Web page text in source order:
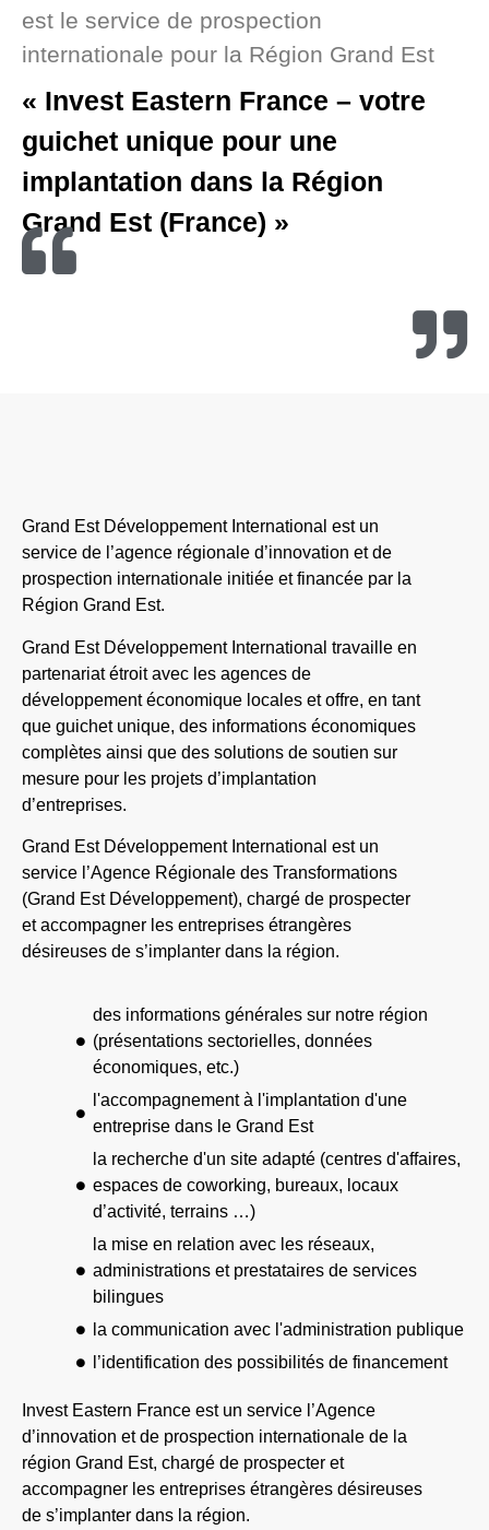
est le service de prospection
internationale pour la Région Grand Est
« Invest Eastern France – votre
guichet unique pour une
implantation dans la Région
Grand Est (France) »
Grand Est Développement International est un
service de l’agence régionale d’innovation et de
prospection internationale initiée et financée par la
Région Grand Est.
Grand Est Développement International travaille en
partenariat étroit avec les agences de
développement économique locales et offre, en tant
que guichet unique, des informations économiques
complètes ainsi que des solutions de soutien sur
mesure pour les projets d’implantation
d’entreprises.
Grand Est Développement International est un
service l’Agence Régionale des Transformations
(Grand Est Développement), chargé de prospecter
et accompagner les entreprises étrangères
désireuses de s’implanter dans la région.
des informations générales sur notre région
(présentations sectorielles, données
économiques, etc.)
l'accompagnement à l'implantation d'une
entreprise dans le Grand Est
la recherche d'un site adapté (centres d'affaires,
espaces de coworking, bureaux, locaux
d’activité, terrains …)
la mise en relation avec les réseaux,
administrations et prestataires de services
bilingues
la communication avec l'administration publique
l’identification des possibilités de financement
Invest Eastern France est un service l’Agence
d’innovation et de prospection internationale de la
région Grand Est, chargé de prospecter et
accompagner les entreprises étrangères désireuses
de s’implanter dans la région.